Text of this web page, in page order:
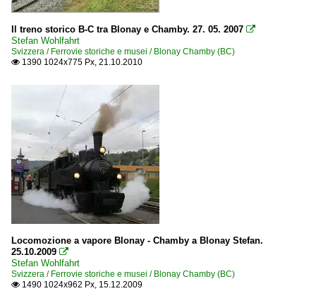
Il treno storico B-C tra Blonay e Chamby. 27. 05. 2007 
Stefan Wohlfahrt
Svizzera / Ferrovie storiche e musei / Blonay Chamby (BC)
 1390 1024x775 Px, 21.10.2010
Locomozione a vapore Blonay - Chamby a Blonay Stefan.
25.10.2009 
Stefan Wohlfahrt
Svizzera / Ferrovie storiche e musei / Blonay Chamby (BC)
 1490 1024x962 Px, 15.12.2009